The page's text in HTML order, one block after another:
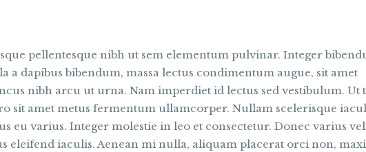
pellentesque nibh ut sem elementum pulvinar. Integer
a dapibus bibendum, massa lectus condimentum augue, sit amet
nibh arcu ut urna. Nam imperdiet id lectus sed vestibulum. Ut
sit amet metus fermentum ullamcorper. Nullam scelerisque
eu varius. Integer molestie in leo et consectetur. Donec varius
eleifend iaculis. Aenean mi nulla, aliquam placerat orci non,